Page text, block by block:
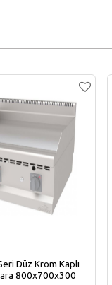
Düz Krom Kaplı
800x700x300